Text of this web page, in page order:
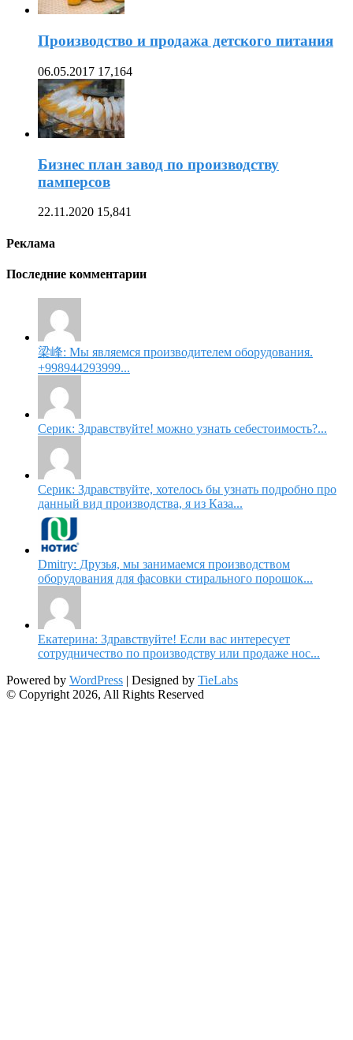
Производство и продажа детского питания
06.05.2017 17,164
Бизнес план завод по производству
памперсов
22.11.2020 15,841
Реклама
Последние комментарии
梁峰: Мы являемся производителем оборудования.
+998944293999...
Серик: Здравствуйте! можно узнать себестоимость?...
Серик: Здравствуйте, хотелось бы узнать подробно про
данный вид производства, я из Каза...
Dmitry: Друзья, мы занимаемся производством
оборудования для фасовки стирального порошок...
Екатерина: Здравствуйте! Если вас интересует
сотрудничество по производству или продаже нос...
Powered by WordPress | Designed by TieLabs
© Copyright 2026, All Rights Reserved